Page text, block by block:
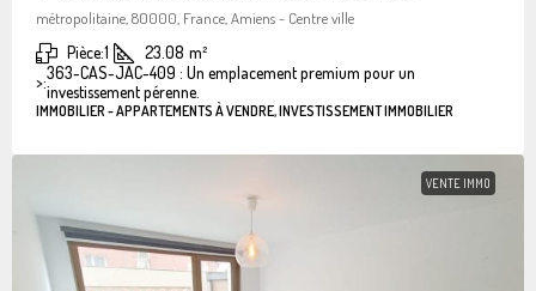
métropolitaine, 80000, France, Amiens - Centre ville
Pièce:1 23.08 m²
>:363-CAS-JAC-409 : Un emplacement premium pour un
investissement pérenne.
IMMOBILIER - APPARTEMENTS À VENDRE, INVESTISSEMENT IMMOBILIER
VENTE IMMO